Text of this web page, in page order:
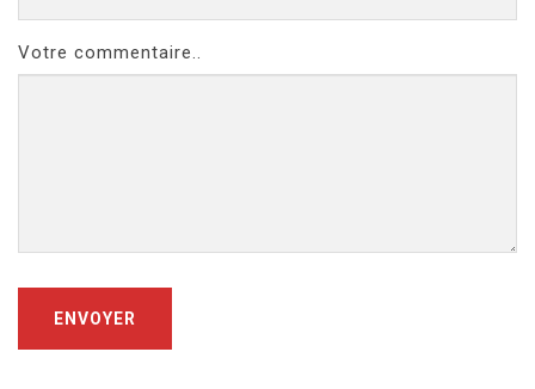
Votre commentaire..
ENVOYER